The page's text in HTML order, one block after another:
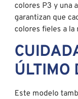
colores P3 y una
garantizan que
colores fieles a la
ÚLTIMO
Este modelo